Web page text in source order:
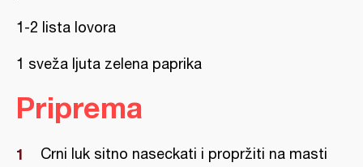
1-2 lista lovora
1 sveža ljuta zelena paprika
Priprema
Crni luk sitno naseckati i propržiti na masti